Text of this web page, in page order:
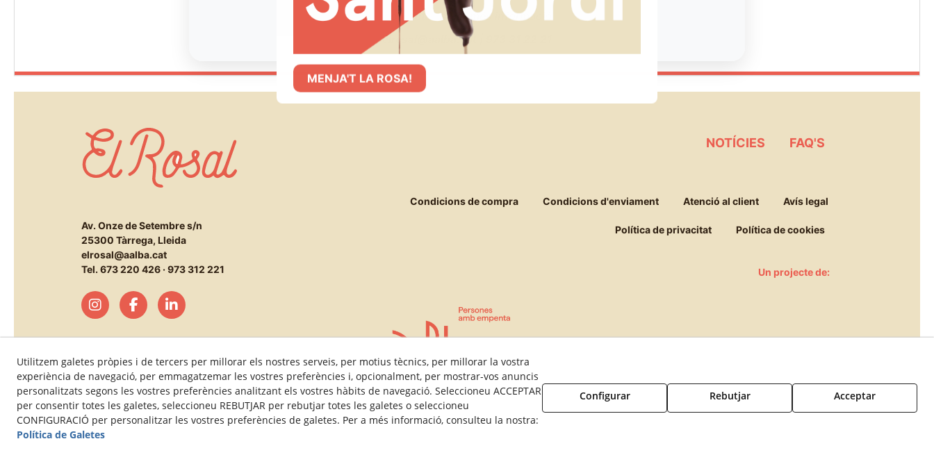
MENJA'T LA ROSA!
Contacta'ns per més informació
elrosal@aalba.cat
Av. Onze de Setembre s/n
25300 Tàrrega, Lleida
elrosal@aalba.cat
Tel. 673 220 426 ·973 312 221
NOTÍCIES FAQ'S
Condicions de compra Condicions d'enviament Atenció al client Avís legal
Política de privacitat Política de cookies
Un projecte de:
Utilitzem galetes pròpies i de tercers per millorar els nostres serveis, per motius tècnics, per millorar la vostra
experiència de navegació, per emmagatzemar les vostres preferències i, opcionalment, per mostrar-vos anuncis
personalitzats segons les vostres preferències analitzant els vostres hàbits de navegació. Seleccioneu ACCEPTAR
per consentir totes les galetes, seleccioneu REBUTJAR per rebutjar totes les galetes o seleccioneu
CONFIGURACIÓ per personalitzar les vostres preferències de galetes. Per a més informació, consulteu la nostra:
Política de Galetes
Configurar Rebutjar Acceptar